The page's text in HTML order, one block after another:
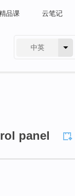
品课 云笔记
中英
panel